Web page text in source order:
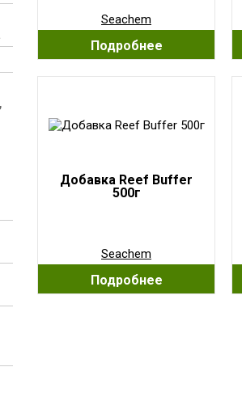
Seachem
Подробнее
Добавка Reef Buffer
500г
Seachem
Подробнее